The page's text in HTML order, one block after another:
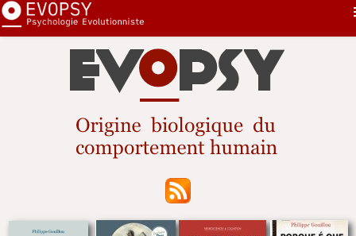
Contact